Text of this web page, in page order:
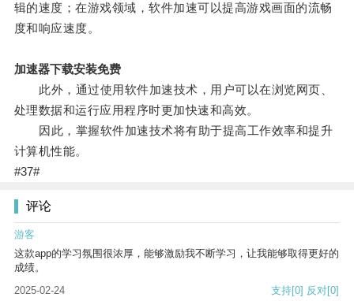
辑的速度；在游戏领域，软件加速可以提高游戏画面的流畅
度和响应速度。
加速器下载安装免费
此外，通过使用软件加速技术，用户可以在浏览网页、
处理数据和运行应用程序时更加快速和高效。
因此，掌握软件加速技术将有助于提高工作效率和提升
计算机性能。
#37#
评论
游客
这款app的学习氛围很浓厚，能够激励我不断学习，让我能够取得更好的
成绩。
2025-02-24
支持[0] 反对[0]